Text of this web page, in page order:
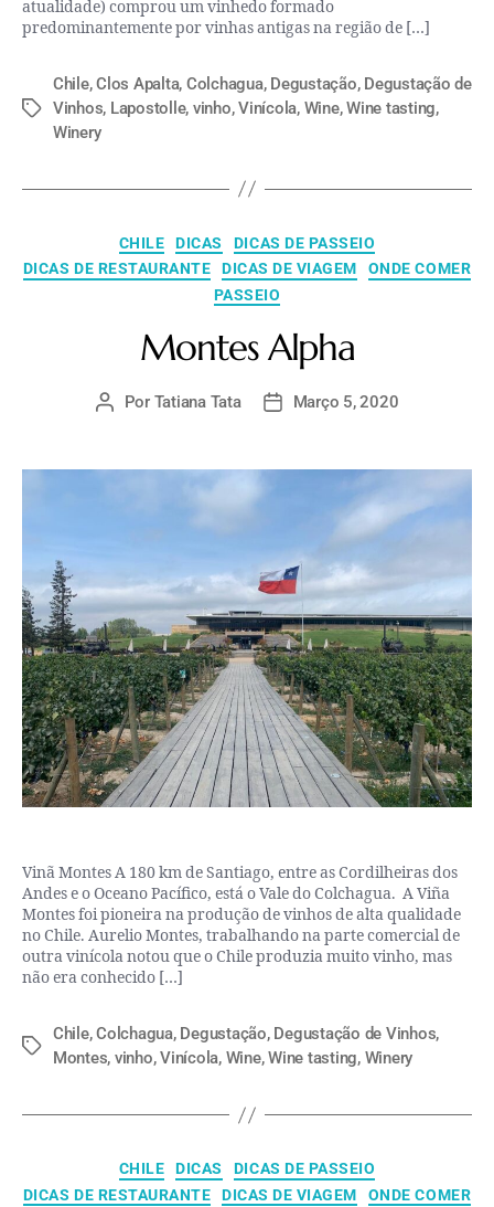
atualidade) comprou um vinhedo formado
predominantemente por vinhas antigas na região de […]
Chile,Clos Apalta, Colchagua, Degustação, Degustação de
Vinhos, Lapostolle, vinho,Vinícola, Wine,Wine tasting,
Winery
CHILE DICAS
DICAS DE PASSEIO
DICAS DE RESTAURANTE
DICAS DE VIAGEM
ONDE COMER
PASSEIO
Montes Alpha
Por Tatiana Tata Março 5, 2020
Vinã Montes A 180 km de Santiago, entre as Cordilheiras dos
Andes e o Oceano Pací­fico, está o Vale do Colchagua. A Viña
Montes foi pioneira na produção de vinhos de alta qualidade
no Chile. Aurelio Montes, trabalhando na parte comercial de
outra vinícola notou que o Chile produzia muito vinho, mas
não era conhecido […]
Chile,Colchagua, Degustação, Degustação de Vinhos,
Montes, vinho,Vinícola, Wine,Wine tasting, Winery
CHILE DICAS
DICAS DE PASSEIO
DICAS DE RESTAURANTE
DICAS DE VIAGEM
ONDE COMER